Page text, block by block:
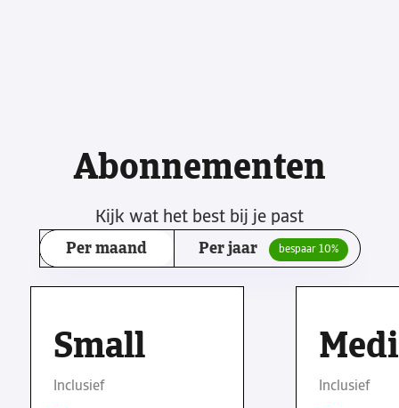
Abonnementen
Kijk wat het best bij je past
Per maand Per jaar bespaar 10%
Small
Inclusief Inclusief